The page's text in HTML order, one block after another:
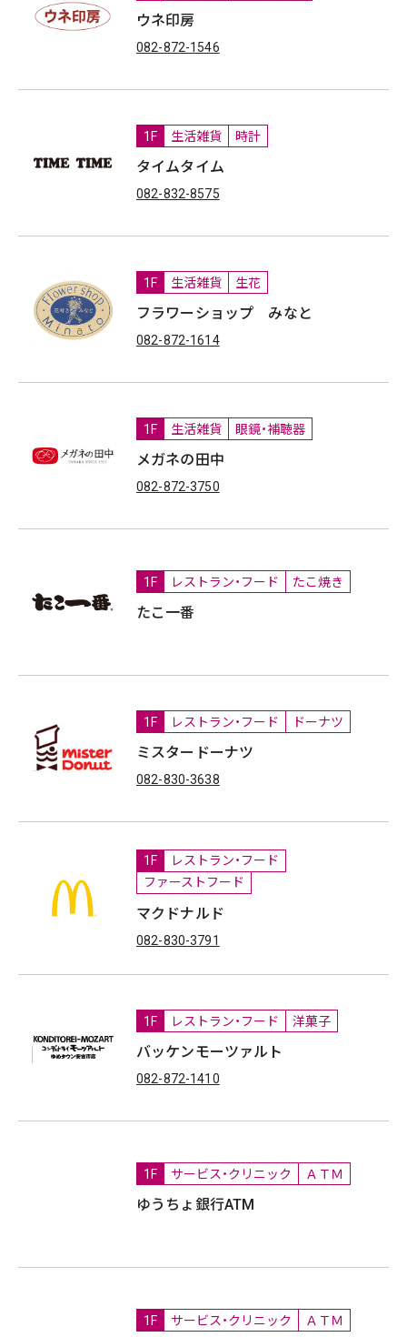
ウネ印房
082-872-1546
1F 生活雑貨 時計
タイムタイム
082-832-8575
1F 生活雑貨 生花
フラワーショップ みなと
082-872-1614
1F 生活雑貨 眼鏡・補聴器
メガネの田中
082-872-3750
1F レストラン・フード たこ焼き
たこ一番
1F レストラン・フード ドーナツ
ミスタードーナツ
082-830-3638
1F
レストラン・フード
ファーストフード
マクドナルド
082-830-3791
1F レストラン・フード 洋菓子
バッケンモーツァルト
082-872-1410
1F サービス・クリニック ＡＴＭ
ゆうちょ銀行ATM
1F サービス・クリニック ＡＴＭ